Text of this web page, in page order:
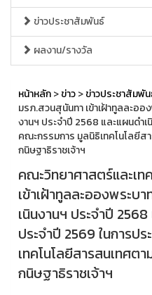
ข่าวประชาสัมพันธ์
ผลงาน/รางวัล
หน้าหลัก>ข่าว>ข่าวประชาสัมพั
มรภ.สวนสุนันทา เข้าเฝ้าทูลละออ
งานฯ ประจำปี 2568 และแผนดำ
คณะกรรมการ มูลนิธิเทคโนโลยีส
กนิษฐาธิราชเจ้าฯ
คณะวิทยาศาสตร์และเท
เข้าเฝ้าทูลละอองพระบ
เนินงานฯ ประจำปี
ประจำปี 2569 ในการป
เทคโนโลยีสารสนเทศต
กนิษฐาธิราชเจ้าฯ